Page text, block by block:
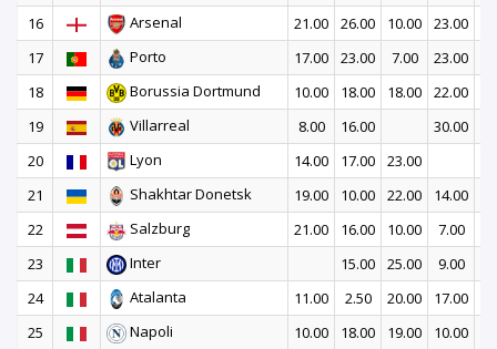
16
Arsenal 21.00 26.00 10.00
23.00
17
Porto 17.00 23.00 7.00 23.00
18
Borussia Dortmund 10.00 18.00 18.00 22.00
19
Villarreal 8.00 16.00 30.00
20
Lyon 14.00 17.00 23.00
21
Shakhtar Donetsk 19.00 10.00 22.00 14.00
22
Salzburg 21.00 16.00 10.00 7.00
23
Inter 15.00 25.00 9.00
24
Atalanta 11.00 2.50 20.00 17.00
25
Napoli 10.00 18.00 19.00 10.00